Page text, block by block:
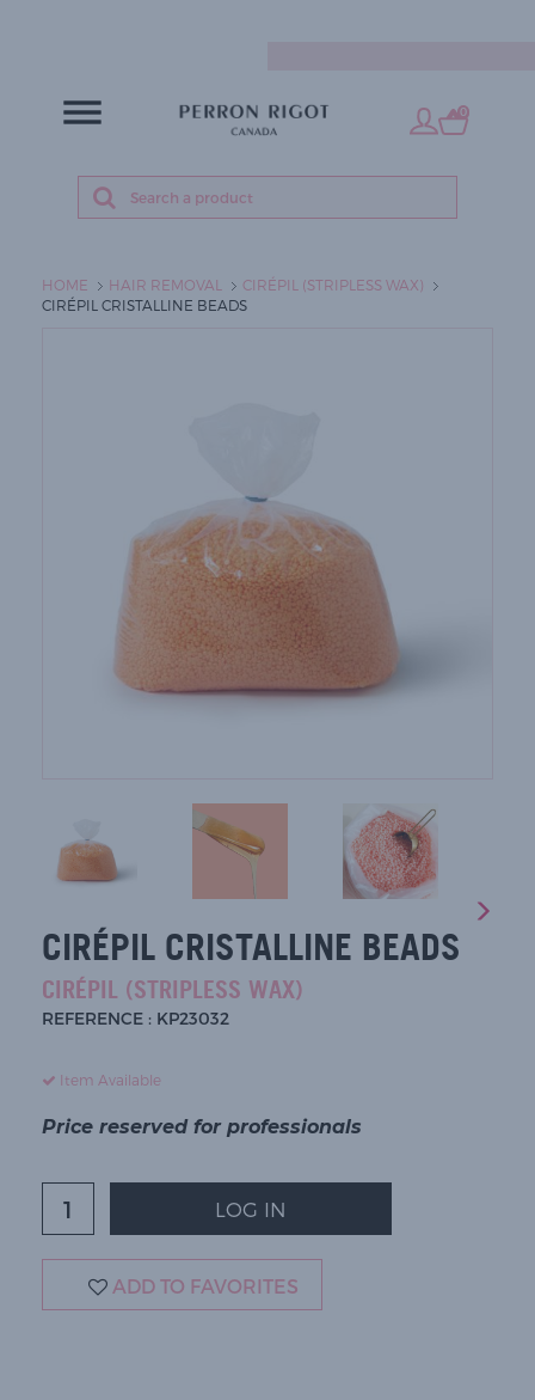
0
HOME HAIR REMOVAL
CIRÉPIL (STRIPLESS WAX)
CIRÉPIL CRISTALLINE BEADS
CIRÉPIL CRISTALLINE BEADS
CIRÉPIL (STRIPLESS WAX)
REFERENCE : KP23032
Item Available
Price reserved for professionals
LOG IN
ADD TO FAVORITES